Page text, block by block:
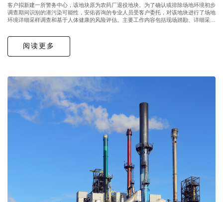
客户拟新建一所警务中心，该地块原为农药厂退役地块。为了确认或排除场地环境初步
调查期间识别的潜污染可能性，安佑咨询的专业人员受客户委托，对该地块进行了场地
环境详细采样调查和基于人体健康的风险评估。主要工作内容包括现场踏勘、详细采样
阅读更多